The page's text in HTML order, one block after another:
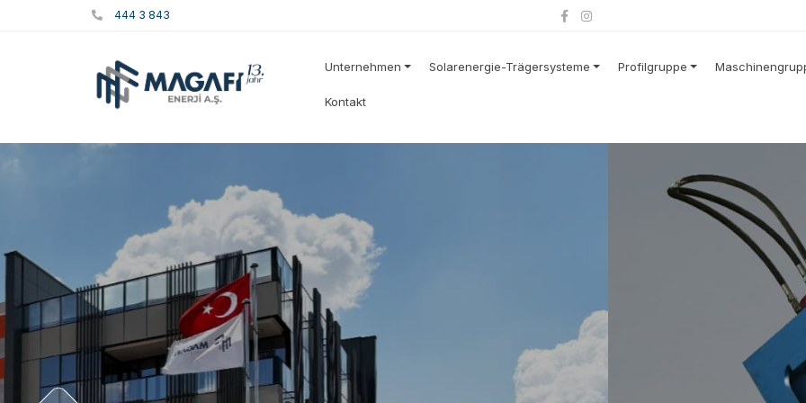
444 3 843
Unternehmen Solarenergie-Trägersysteme Profilgruppe
Kontakt